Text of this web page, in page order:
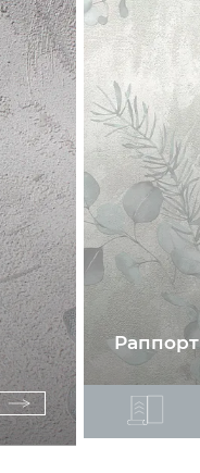
Раппорт